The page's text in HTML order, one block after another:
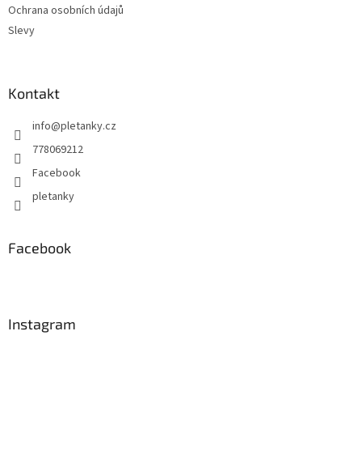
Ochrana osobních údajů
Slevy
Kontakt
info@pletanky.cz
778069212
Facebook
pletanky
Facebook
Instagram